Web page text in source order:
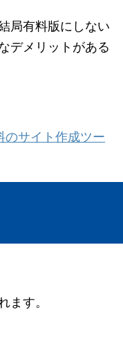
局有料版にしない
デメリットがある
サイト作成ツー
ます。